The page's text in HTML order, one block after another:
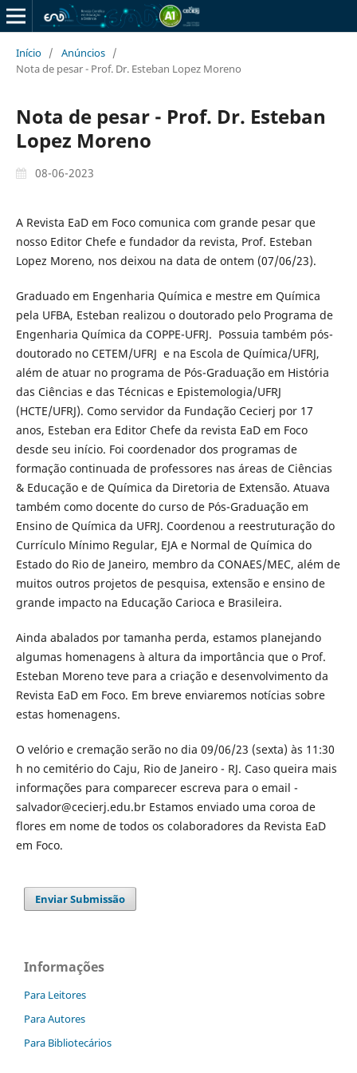
Início / Anúncios /
Nota de pesar - Prof. Dr. Esteban Lopez Moreno
Nota de pesar - Prof. Dr. Esteban
Lopez Moreno
08-06-2023
A Revista EaD em Foco comunica com grande pesar que
nosso Editor Chefe e fundador da revista, Prof. Esteban
Lopez Moreno, nos deixou na data de ontem (07/06/23).
Graduado em Engenharia Química e mestre em Química
pela UFBA, Esteban realizou o doutorado pelo Programa de
Engenharia Química da COPPE-UFRJ. Possuia também pós-
doutorado no CETEM/UFRJ e na Escola de Química/UFRJ,
além de atuar no programa de Pós-Graduação em História
das Ciências e das Técnicas e Epistemologia/UFRJ
(HCTE/UFRJ). Como servidor da Fundação Cecierj por 17
anos, Esteban era Editor Chefe da revista EaD em Foco
desde seu início. Foi coordenador dos programas de
formação continuada de professores nas áreas de Ciências
& Educação e de Química da Diretoria de Extensão. Atuava
também como docente do curso de Pós-Graduação em
Ensino de Química da UFRJ. Coordenou a reestruturação do
Currículo Mínimo Regular, EJA e Normal de Química do
Estado do Rio de Janeiro, membro da CONAES/MEC, além de
muitos outros projetos de pesquisa, extensão e ensino de
grande impacto na Educação Carioca e Brasileira.
Ainda abalados por tamanha perda, estamos planejando
algumas homenagens à altura da importância que o Prof.
Esteban Moreno teve para a criação e desenvolvimento da
Revista EaD em Foco. Em breve enviaremos notícias sobre
estas homenagens.
O velório e cremação serão no dia 09/06/23 (sexta) às 11:30
h no cemitério do Caju, Rio de Janeiro - RJ. Caso queira mais
informações para comparecer escreva para o email -
salvador@cecierj.edu.br Estamos enviado uma coroa de
flores em nome de todos os colaboradores da Revista EaD
em Foco.
Enviar Submissão
Informações
Para Leitores
Para Autores
Para Bibliotecários